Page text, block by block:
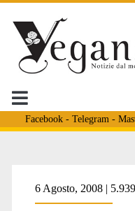
Facebook- Telegram -
Tag:
6 Agosto, 2008 |